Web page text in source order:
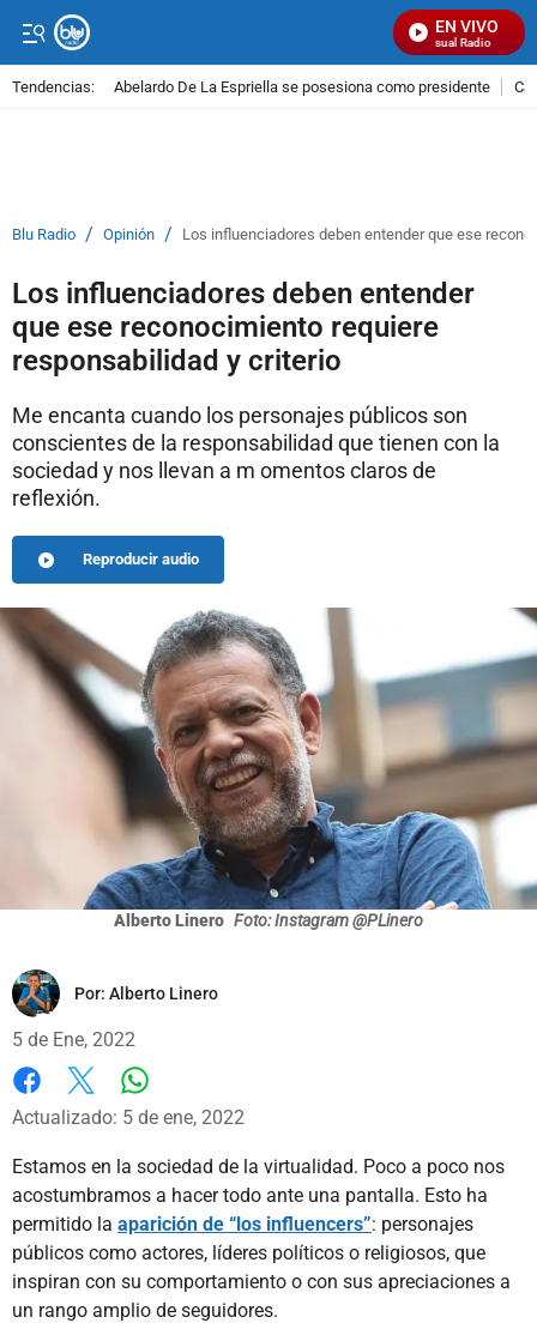
EN VIVO
Señal Visual Radio
Tendencias: Abelardo De La Espriella se posesiona como presidente
Blu Radio / Opinión / Los influenciadores deben entender que ese
Los influenciadores deben entender
que ese reconocimiento requiere
responsabilidad y criterio
Me encanta cuando los personajes públicos son
conscientes de la responsabilidad que tienen con la
sociedad y nos llevan a m omentos claros de
reflexión.
Reproducir audio
Alberto Linero Foto: Instagram @PLinero
Por: Alberto Linero
5 de Ene, 2022
Facebook
X
Actualizado: 5 de ene, 2022
Estamos en la sociedad de la virtualidad. Poco a poco nos
acostumbramos a hacer todo ante una pantalla. Esto ha
permitido la aparición de “los influencers”: personajes
públicos como actores, líderes políticos o religiosos, que
inspiran con su comportamiento o con sus apreciaciones a
un rango amplio de seguidores.